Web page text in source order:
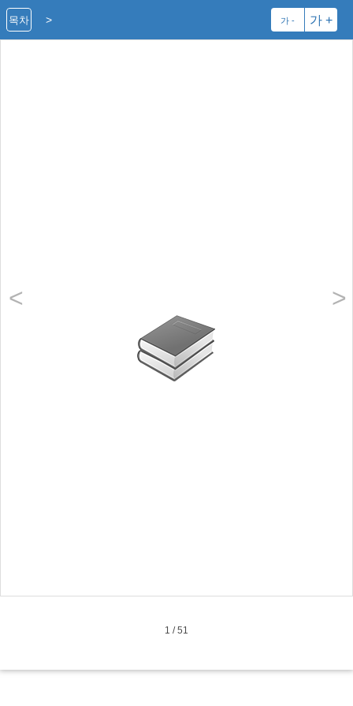
> 가 - 가 +
목차
< >
1 /51